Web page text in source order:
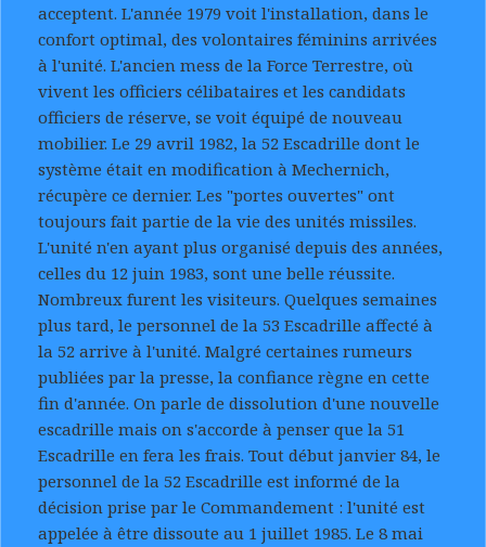
acceptent. L'année 1979 voit l'installation, dans le
confort optimal, des volontaires féminins arrivées
à l'unité. L'ancien mess de la Force Terrestre, où
vivent les officiers célibataires et les candidats
officiers de réserve, se voit équipé de nouveau
mobilier. Le 29 avril 1982, la 52 Escadrille dont le
système était en modification à Mechernich,
récupère ce dernier. Les "portes ouvertes" ont
toujours fait partie de la vie des unités missiles.
L'unité n'en ayant plus organisé depuis des années,
celles du 12 juin 1983, sont une belle réussite.
Nombreux furent les visiteurs. Quelques semaines
plus tard, le personnel de la 53 Escadrille affecté à
la 52 arrive à l'unité. Malgré certaines rumeurs
publiées par la presse, la confiance règne en cette
fin d'année. On parle de dissolution d'une nouvelle
escadrille mais on s'accorde à penser que la 51
Escadrille en fera les frais. Tout début janvier 84, le
personnel de la 52 Escadrille est informé de la
décision prise par le Commandement : l'unité est
appelée à être dissoute au 1 juillet 1985. Le 8 mai